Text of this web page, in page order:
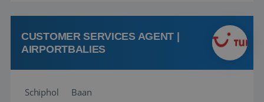
hebt in de reisbranche of j...
CUSTOMER SERVICES AGENT |
AIRPORTBALIES
Schiphol Baan